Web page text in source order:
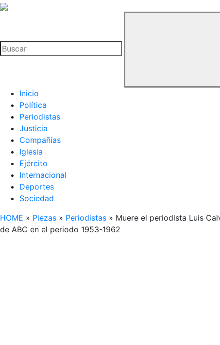
La
Buitre
Inicio
Política
Periodistas
Justicia
Compañías
Iglesia
Ejército
Internacional
Deportes
Sociedad
HOME » Piezas » Periodistas » Muere el periodista Luis
de ABC en el periodo 1953-1962